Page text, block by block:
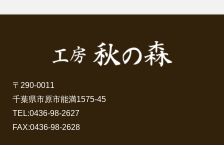
〒290-0011
千葉県市原市能満1575-45
TEL:0436-98-2627
FAX:0436-98-2628